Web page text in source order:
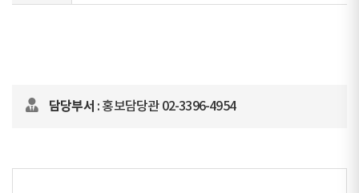
담당부서 : 홍보담당관 02-3396-4954